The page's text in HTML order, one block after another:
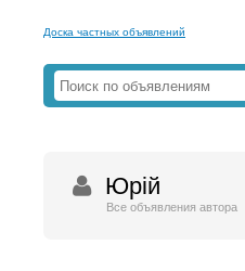
Доска частных объявлений
Юрій
Все объявления автора